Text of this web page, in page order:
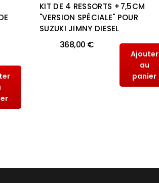
KIT DE 4 RESSORTS +7,5CM
"VERSION SPÉCIALE" POUR
SUZUKI JIMNY DIESEL
368,00 €
Ajouter
au
panier